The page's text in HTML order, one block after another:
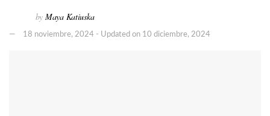
by Maya Katiuska
18 noviembre, 2024 - Updated on 10 diciembre, 2024